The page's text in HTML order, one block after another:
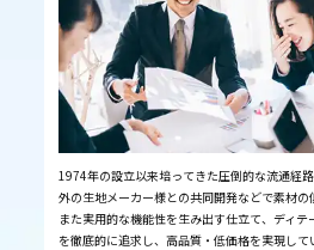
1974年の設立以来培ってきた圧倒的な流通経
外の生地メーカー様との共同開発などで素材の
また実用的な機能性を生み出す仕立て、ディ
を徹底的に追求し、高品質・低価格を実現して